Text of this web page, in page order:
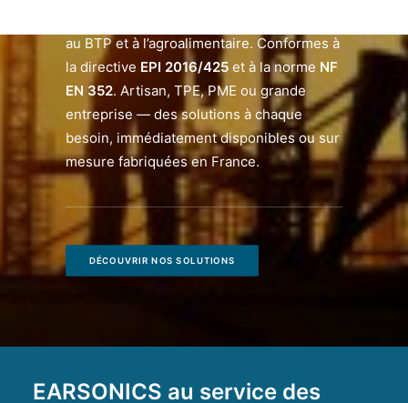
au BTP et à l’agroalimentaire. Conformes à
la directive EPI 2016/425 et à la norme NF
EN 352. Artisan, TPE, PME ou grande
entreprise — des solutions à chaque
besoin, immédiatement disponibles ou sur
mesure fabriquées en France.
DÉCOUVRIR NOS SOLUTIONS
EARSONICS au service des